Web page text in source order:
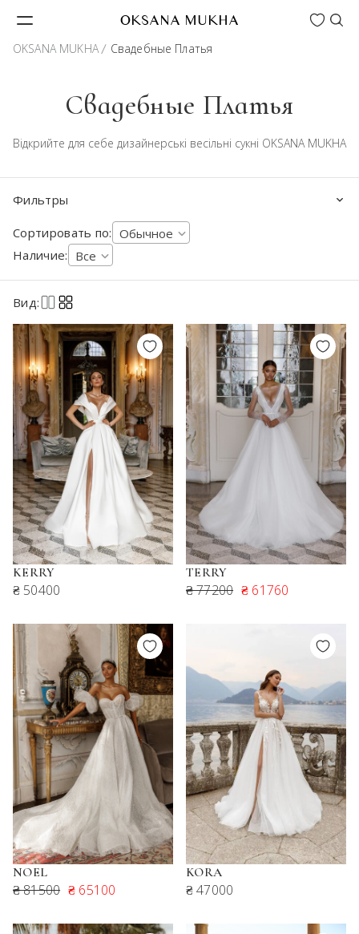
OKSANA MUKHA Wishlist
OKSANA MUKHA Свадебные Платья
Свадебные Платья
Відкрийте для себе дизайнерські весільні сукні OKSANA MUKHA
Фильтры
Сортировать по: Обычное
Наличие: Все
Вид:
KERRY
₴ 50400
TERRY
₴ 77200 ₴ 61760
NOEL
₴ 81500 ₴ 65100
KORA
₴ 47000